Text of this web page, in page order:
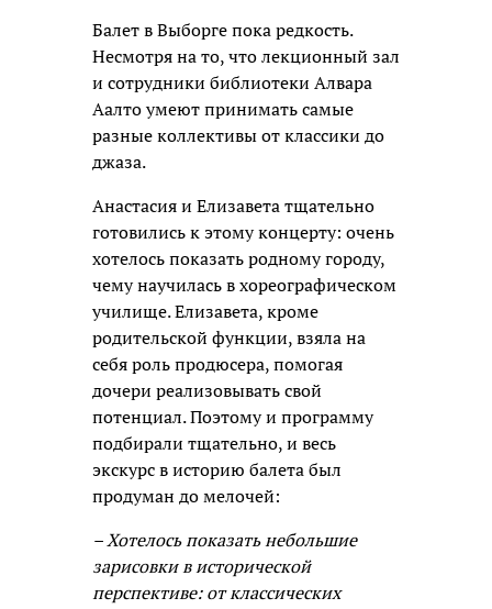
Балет в Выборге пока редкость.
Несмотря на то, что лекционный зал
и сотрудники библиотеки Алвара
Аалто умеют принимать самые
разные коллективы от классики до
джаза.
Анастасия и Елизавета тщательно
готовились к этому концерту: очень
хотелось показать родному городу,
чему научилась в хореографическом
училище. Елизавета, кроме
родительской функции, взяла на
себя роль продюсера, помогая
дочери реализовывать свой
потенциал. Поэтому и программу
подбирали тщательно, и весь
экскурс в историю балета был
продуман до мелочей:
– Хотелось показать небольшие
зарисовки в исторической
перспективе: от классических